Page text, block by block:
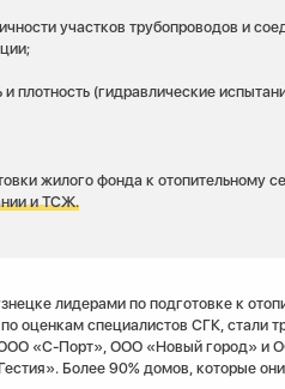
участков трубопроводов и
плотность (гидравлические
жилого фонда к отопительному
и ТСЖ.
лидерами по подготовке к
оценкам специалистов СГК, стали
«С-Порт», ООО «Новый город» и
Более 90% домов, которые